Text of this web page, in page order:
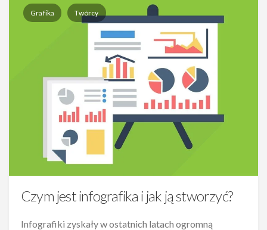
Grafika Twórcy
Czym jest infografika i jak ją stworzyć?
Infografiki zyskały w ostatnich latach ogromną